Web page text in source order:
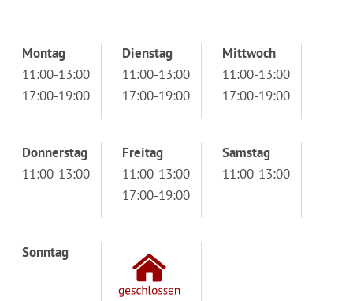
Montag
11:00-13:00
17:00-19:00
Dienstag
11:00-13:00
17:00-19:00
Mittwoch
11:00-13:00
17:00-19:00
Donnerstag
11:00-13:00
Freitag
11:00-13:00
17:00-19:00
Samstag
11:00-13:00
Sonntag